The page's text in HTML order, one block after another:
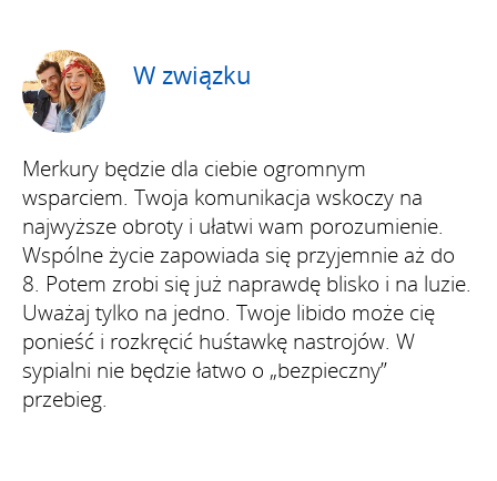
W związku
Merkury będzie dla ciebie ogromnym
wsparciem. Twoja komunikacja wskoczy na
najwyższe obroty i ułatwi wam porozumienie.
Wspólne życie zapowiada się przyjemnie aż do
8. Potem zrobi się już naprawdę blisko i na luzie.
Uważaj tylko na jedno. Twoje libido może cię
ponieść i rozkręcić huśtawkę nastrojów. W
sypialni nie będzie łatwo o „bezpieczny”
przebieg.